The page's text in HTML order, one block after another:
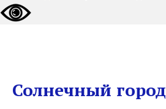
Солнечный город